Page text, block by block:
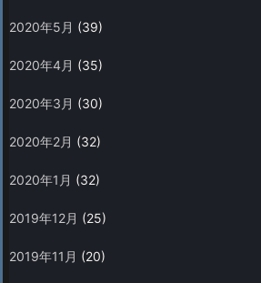
2020年5月 (39)
2020年4月 (35)
2020年3月 (30)
2020年2月 (32)
2020年1月 (32)
2019年12月 (25)
2019年11月 (20)